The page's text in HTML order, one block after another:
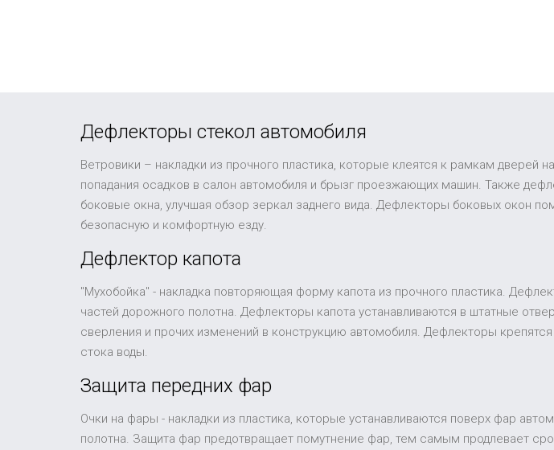
Дефлекторы стекол автомобиля
Ветровики – накладки из прочного пластика, которые клеятся к рамкам дверей
попадания осадков в салон автомобиля и брызг проезжающих машин. Также
боковые окна, улучшая обзор зеркал заднего вида. Дефлекторы боковых окон
безопасную и комфортную езду.
Дефлектор капота
"Мухобойка" - накладка повторяющая форму капота из прочного пластика.
частей дорожного полотна. Дефлекторы капота устанавливаются в штатные
сверления и прочих изменений в конструкцию автомобиля. Дефлекторы
стока воды.
Защита передних фар
Очки на фары - накладки из пластика, которые устанавливаются поверх фар
полотна. Защита фар предотвращает помутнение фар, тем самым продлевает